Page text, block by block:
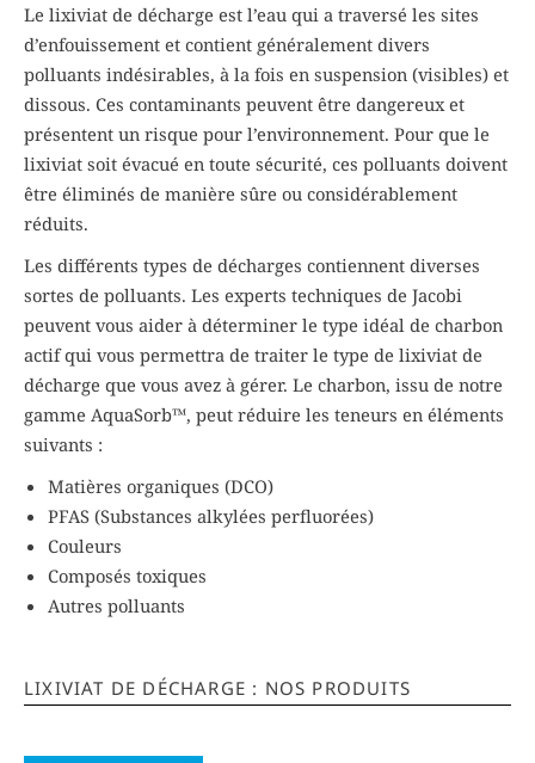
Le lixiviat de décharge est l’eau qui a traversé les sites
d’enfouissement et contient généralement divers
polluants indésirables, à la fois en suspension (visibles) et
dissous. Ces contaminants peuvent être dangereux et
présentent un risque pour l’environnement. Pour que le
lixiviat soit évacué en toute sécurité, ces polluants doivent
être éliminés de manière sûre ou considérablement
réduits.
Les différents types de décharges contiennent diverses
sortes de polluants. Les experts techniques de Jacobi
peuvent vous aider à déterminer le type idéal de charbon
actif qui vous permettra de traiter le type de lixiviat de
décharge que vous avez à gérer. Le charbon, issu de notre
gamme AquaSorb™, peut réduire les teneurs en éléments
suivants :
Matières organiques (DCO)
PFAS (Substances alkylées perfluorées)
Couleurs
Composés toxiques
Autres polluants
LIXIVIAT DE DÉCHARGE : NOS PRODUITS